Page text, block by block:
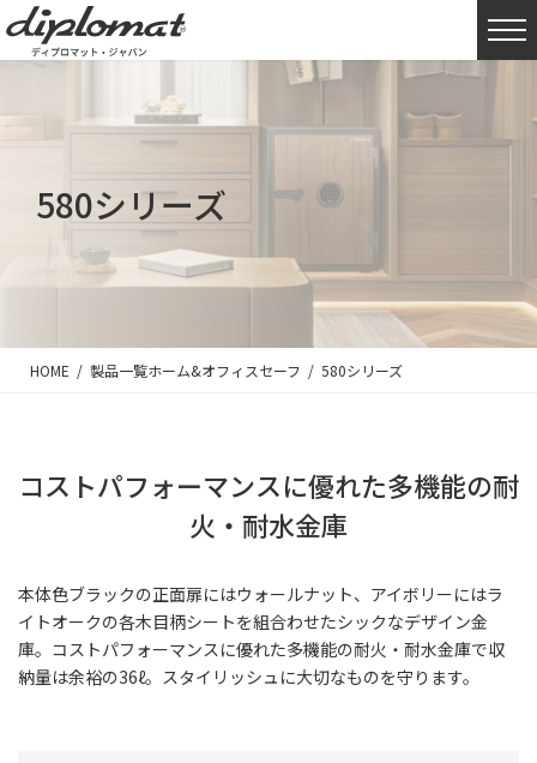
580シリーズ
HOME 製品一覧ホーム&オフィスセーフ 580シリーズ
コストパフォーマンスに優れた多機能の耐
火・耐水金庫
本体色ブラックの正面扉にはウォールナット、アイボリーにはラ
イトオークの各木目柄シートを組合わせたシックなデザイン金
庫。コストパフォーマンスに優れた多機能の耐火・耐水金庫で収
納量は余裕の36ℓ。スタイリッシュに大切なものを守ります。